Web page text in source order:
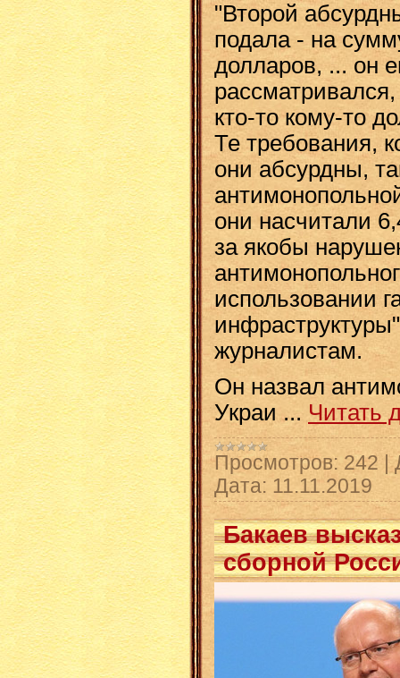
"Второй
подала - на
долларов, ​​​... он
кто-то кому-то
Те требования,
они абсурдны,
они насчитали
за якобы
использовании
журналистам.
Он назвал
Украи ... Читать
Просмотров: 242 |
Дата: 11.11.2019
Бакаев
сборной